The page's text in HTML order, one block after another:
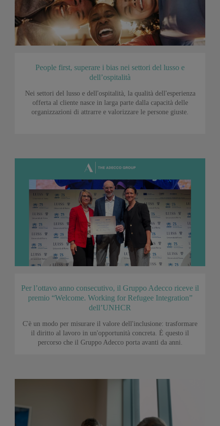
People first, superare i bias nei settori del lusso e
dell’ospitalità
Nei settori del lusso e dell'ospitalità, la qualità dell'esperienza
offerta al cliente nasce in larga parte dalla capacità delle
organizzazioni di attrarre e valorizzare le persone giuste.
Per l’ottavo anno consecutivo, il Gruppo Adecco riceve il
premio “Welcome. Working for Refugee Integration”
dell’UNHCR
C'è un modo per misurare il valore dell'inclusione: trasformare
il diritto al lavoro in un'opportunità concreta. È questo il
percorso che il Gruppo Adecco porta avanti da anni.